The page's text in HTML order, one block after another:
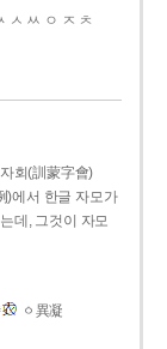
ㅅ ㅆ ㅇ ㅈ ㅊ
회(訓蒙字會)
)에서 한글 자모가
데, 그것이 자모
ㆁ異凝